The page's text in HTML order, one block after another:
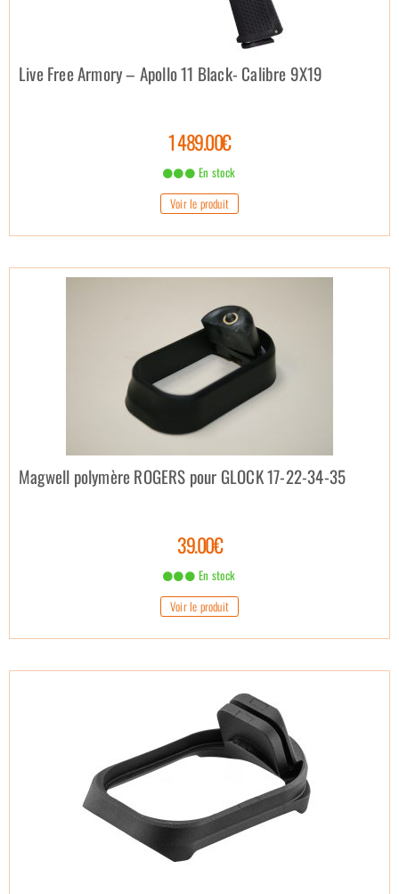
Live Free Armory – Apollo 11 Black- Calibre 9X19
1 489.00€
En stock
Voir le produit
Magwell polymère ROGERS pour GLOCK 17-22-34-35
39.00€
En stock
Voir le produit